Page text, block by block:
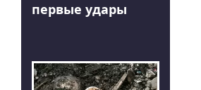
первые удары